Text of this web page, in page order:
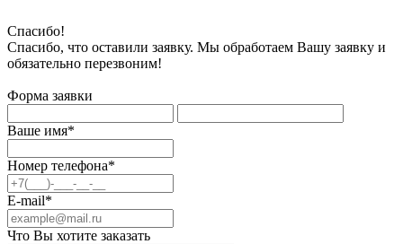
Спасибо!
Спасибо, что оставили заявку. Мы обработаем Вашу заявку и
обязательно перезвоним!
Форма заявки
Ваше имя*
Номер телефона*
E-mail*
Что Вы хотите заказать